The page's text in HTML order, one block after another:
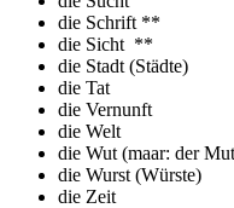
die Schrift **
die Sicht **
die Stadt (Städte)
die Tat
die Vernunft
die Welt
die Wut (maar: der
die Wurst (Würste)
die Zeit